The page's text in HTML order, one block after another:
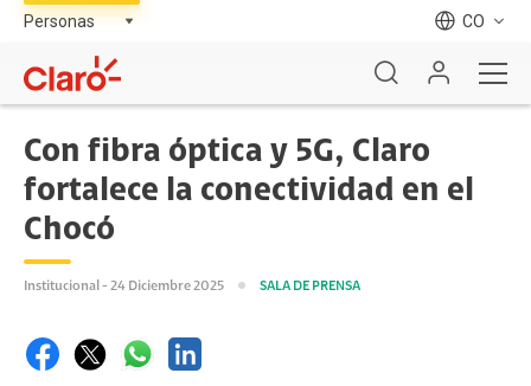
CO
Con fibra óptica y 5G, Claro
fortalece la conectividad en el
Chocó
Institucional - 24 Diciembre 2025 SALA DE PRENSA